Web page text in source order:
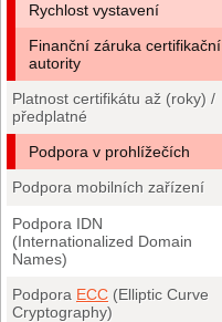
Rychlost vystavení
Finanční záruka certifikační
autority
Platnost certifikátu až (roky) /
předplatné
Podpora v prohlížečích
Podpora mobilních zařízení
Podpora IDN
(Internationalized Domain
Names)
Podpora ECC (Elliptic Curve
Cryptography)